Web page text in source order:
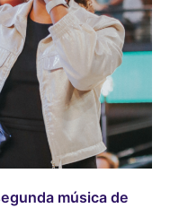
música de